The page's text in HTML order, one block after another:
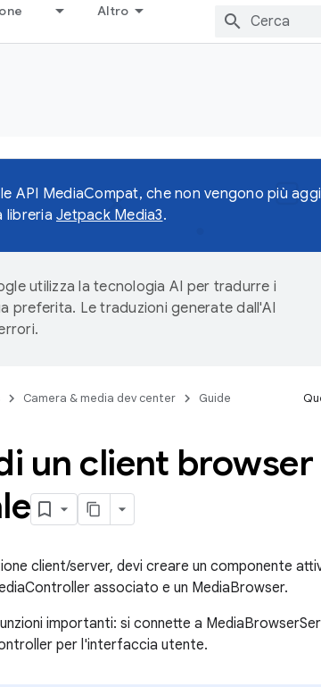
Altro
API MediaCompat, che non vengono più
libreria Jetpack Media3.
utilizza la tecnologia AI per tradurre i
preferita. Le traduzioni generate dall'AI
Camera & media dev center Guide
un client browser
client/server, devi creare un componente
associato e un MediaBrowser.
importanti: si connette a
per l'interfaccia utente.